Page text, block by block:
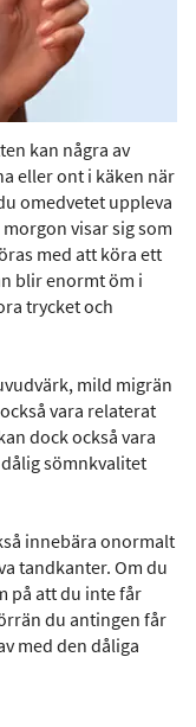
kan några av
eller ont i käken när
omedvetet uppleva
visar sig som
med att köra ett
blir enormt öm i
trycket och
mild migrän
vara relaterat
dock också vara
sömnkvalitet
innebära onormalt
tandkanter. Om du
på att du inte får
du antingen får
med den dåliga